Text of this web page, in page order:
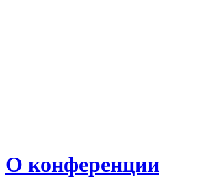
О конференции